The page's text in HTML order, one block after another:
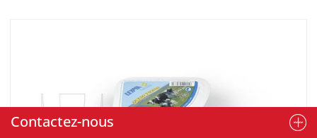
Contactez-nous